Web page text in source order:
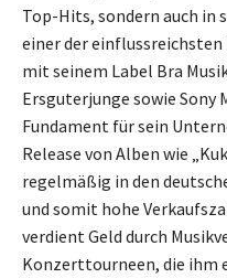
Top-Hits, sondern auch in
einer der
mit seinem Label Bra
Ersguterjunge sowie
Fundament für sein
Release von Alben wie
regelmäßig in den
und somit hohe
verdient Geld durch
Konzerttourneen, die ihm